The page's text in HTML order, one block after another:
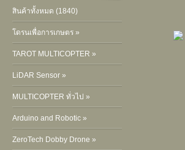
สินค้าทั้งหมด (1840)
โดรนเพื่อการเกษตร »
TAROT MULTICOPTER »
LiDAR Sensor »
MULTICOPTER ทั่วไป »
Arduino and Robotic »
ZeroTech Dobby Drone »